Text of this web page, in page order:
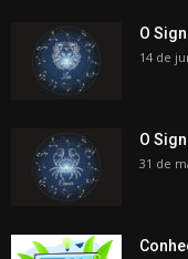
O
14 de
O
31 de